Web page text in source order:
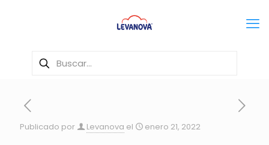
Publicado por Levanova el enero 21, 2022